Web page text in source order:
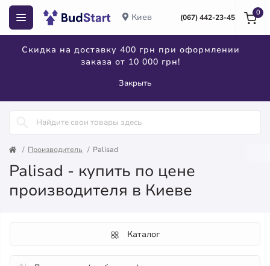
Киев (067) 442-23-45
Скидка на доставку 400 грн при оформлении
заказа от 10 000 грн!
Закрыть
0
Производитель Palisad
Palisad - купить по цене
производителя в Киеве
Каталог